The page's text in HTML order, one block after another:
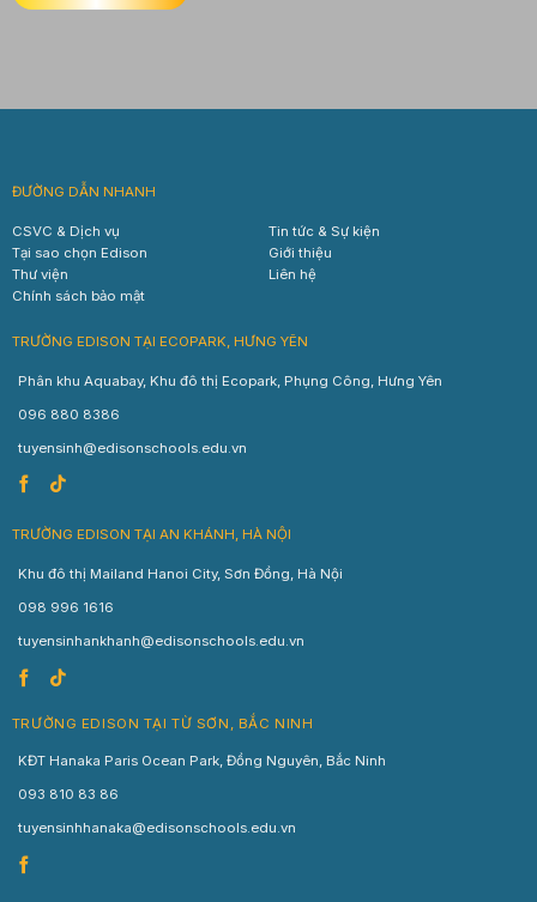
ĐƯỜNG DẪN NHANH
CSVC & Dịch vụ
Tin tức & Sự kiện
Tại sao chọn Edison
Giới thiệu
Thư viện
Liên hệ
Chính sách bảo mật
TRƯỜNG EDISON TẠI ECOPARK, HƯNG YÊN
Phân khu Aquabay, Khu đô thị Ecopark, Phụng Công, Hưng Yên
096 880 8386
tuyensinh@edisonschools.edu.vn
TRƯỜNG EDISON TẠI AN KHÁNH, HÀ NỘI
Khu đô thị Mailand Hanoi City, Sơn Đồng, Hà Nội
098 996 1616
tuyensinhankhanh@edisonschools.edu.vn
TRƯỜNG EDISON TẠI TỪ SƠN, BẮC NINH
KĐT Hanaka Paris Ocean Park, Đồng Nguyên, Bắc Ninh
093 810 83 86
tuyensinhhanaka@edisonschools.edu.vn